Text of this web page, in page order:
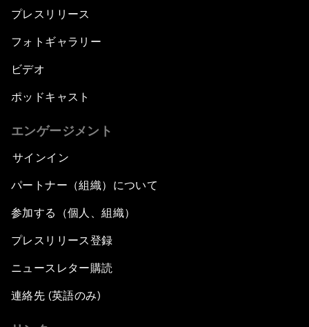
プレスリリース
フォトギャラリー
ビデオ
ポッドキャスト
エンゲージメント
サインイン
パートナー（組織）について
参加する（個人、組織）
プレスリリース登録
ニュースレター購読
連絡先 (英語のみ)